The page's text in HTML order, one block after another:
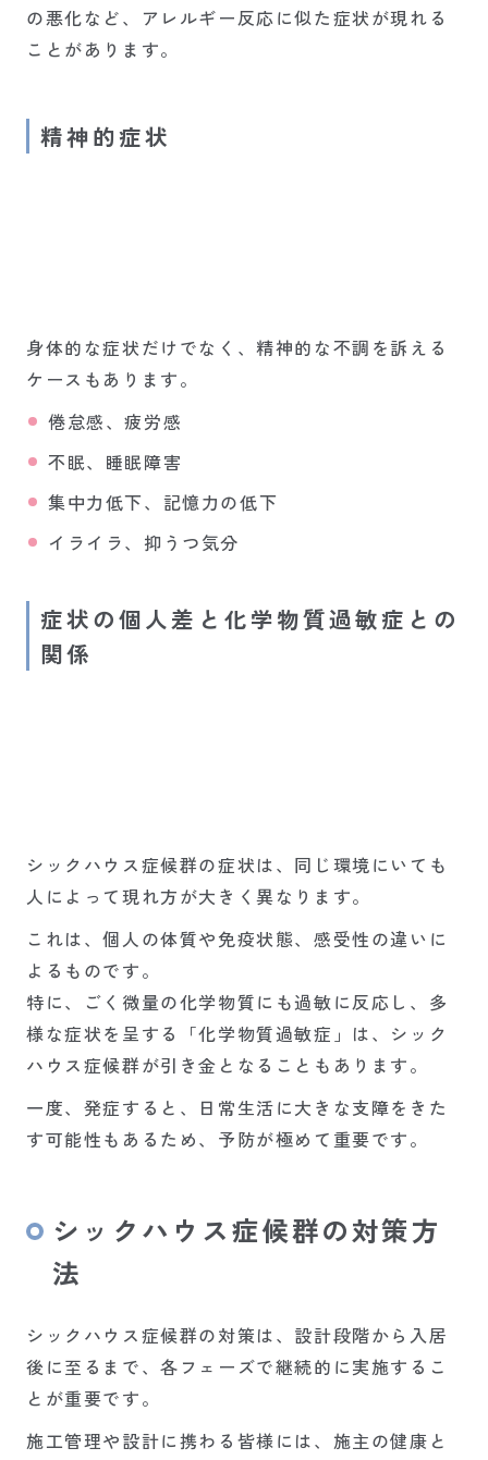
の悪化など、アレルギー反応に似た症状が現れる
ことがあります。
精神的症状
身体的な症状だけでなく、精神的な不調を訴える
ケースもあります。
倦怠感、疲労感
不眠、睡眠障害
集中力低下、記憶力の低下
イライラ、抑うつ気分
症状の個人差と化学物質過敏症との
関係
シックハウス症候群の症状は、同じ環境にいても
人によって現れ方が大きく異なります。
これは、個人の体質や免疫状態、感受性の違いに
よるものです。
特に、ごく微量の化学物質にも過敏に反応し、多
様な症状を呈する「化学物質過敏症」は、シック
ハウス症候群が引き金となることもあります。
一度、発症すると、日常生活に大きな支障をきた
す可能性もあるため、予防が極めて重要です。
シックハウス症候群の対策方
法
シックハウス症候群の対策は、設計段階から入居
後に至るまで、各フェーズで継続的に実施するこ
とが重要です。
施工管理や設計に携わる皆様には、施主の健康と